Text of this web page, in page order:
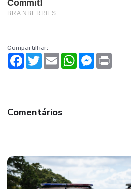
Compartilhar:
Facebook
TwitterEmail WhatsAppMessenger
Comentários